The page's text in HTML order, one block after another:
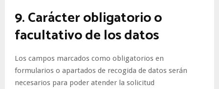
9. Carácter obligatorio o
facultativo de los datos
Los campos marcados como obligatorios en
formularios o apartados de recogida de datos serán
necesarios para poder atender la solicitud